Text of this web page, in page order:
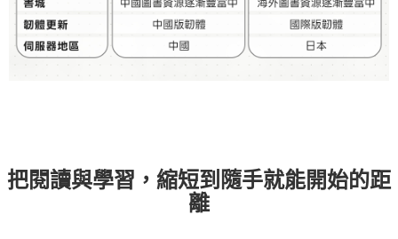
把閱讀與學習，縮短到隨手就能開始的距
離